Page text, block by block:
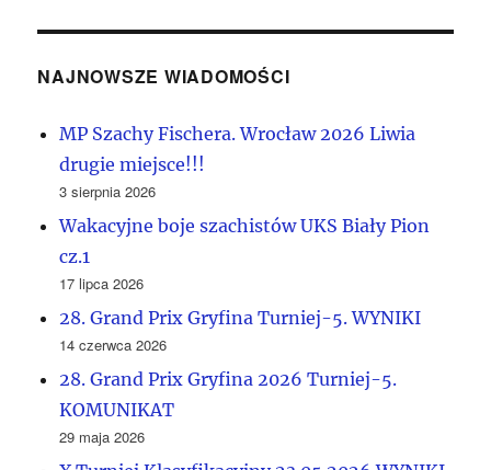
NAJNOWSZE WIADOMOŚCI
MP Szachy Fischera. Wrocław 2026 Liwia
drugie miejsce!!!
3 sierpnia 2026
Wakacyjne boje szachistów UKS Biały Pion
cz.1
17 lipca 2026
28. Grand Prix Gryfina Turniej-5. WYNIKI
14 czerwca 2026
28. Grand Prix Gryfina 2026 Turniej-5.
KOMUNIKAT
29 maja 2026